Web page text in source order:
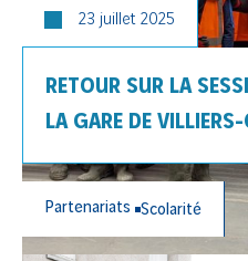
23 juillet 2025
RETOUR SUR LA
LA GARE DE
Partenariats Scolarité